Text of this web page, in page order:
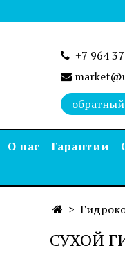
+7 964
О нас Гарантии
СУХОЙ